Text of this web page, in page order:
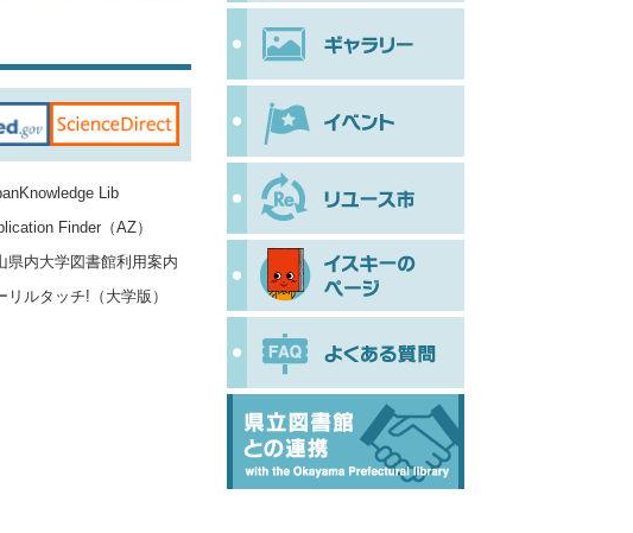
Lib
Finder（AZ）
県内大学図書館利用案内
リルタッチ!（大学版）